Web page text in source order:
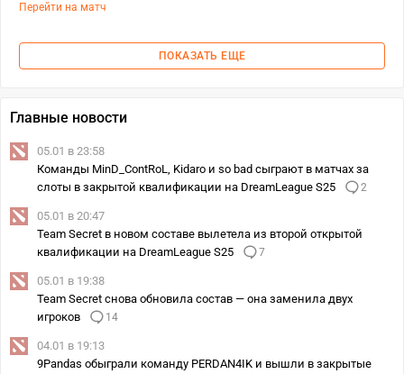
Перейти на матч
ПОКАЗАТЬ ЕЩЕ
Главные новости
05.01 в 23:58
Команды MinD_ContRoL, Kidaro и so bad сыграют в матчах за
слоты в закрытой квалификации на DreamLeague S25
2
05.01 в 20:47
Team Secret в новом составе вылетела из второй открытой
квалификации на DreamLeague S25
7
05.01 в 19:38
Team Secret снова обновила состав — она заменила двух
игроков
14
04.01 в 19:13
9Pandas обыграли команду PERDAN4IK и вышли в закрытые